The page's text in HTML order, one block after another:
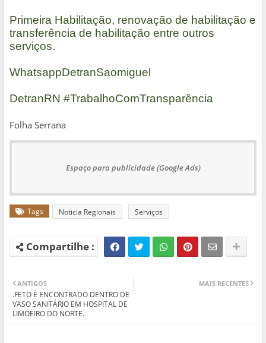
Primeira Habilitação, renovação de habilitação e
transferência de habilitação entre outros
serviços.
WhatsappDetranSaomiguel
DetranRN #TrabalhoComTransparência
Folha Serrana
Espaço para publicidade (Google Ads)
Tags Noticia Regionais Serviços
MAIS RECENTES
ANTIGOS
.FETO É ENCONTRADO DENTRO DE
VASO SANITÁRIO EM HOSPITAL DE
LIMOEIRO DO NORTE.